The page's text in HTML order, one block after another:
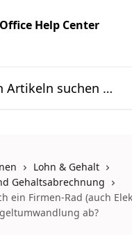
Lohn & Gehalt
Gehaltsabrechnung
ein Firmen-Rad (auch
ab?